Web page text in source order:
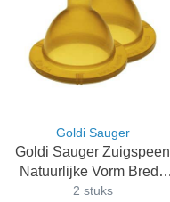
Goldi Sauger
Goldi Sauger Zuigspeen
Natuurlijke Vorm Brede
Hals 6+ maanden
2 stuks